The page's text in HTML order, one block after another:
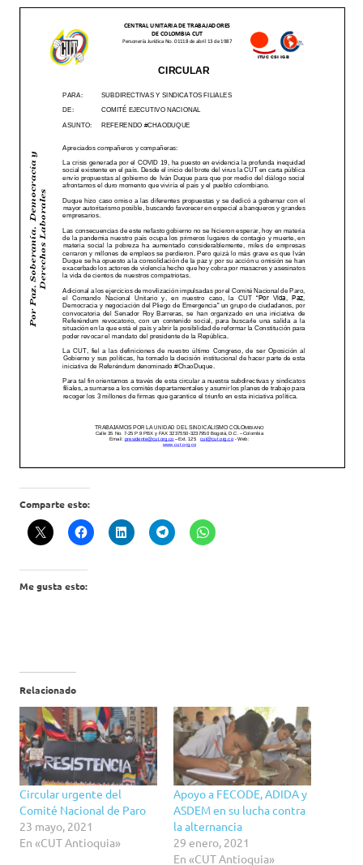
Comparte esto:
Me gusta esto:
Relacionado
Circular urgente del
Comité Nacional de Paro
23 mayo, 2021
En «CUT Antioquia»
Apoyo a FECODE, ADIDA y
ASDEM en su lucha contra
la alternancia
29 enero, 2021
En «CUT Antioquia»